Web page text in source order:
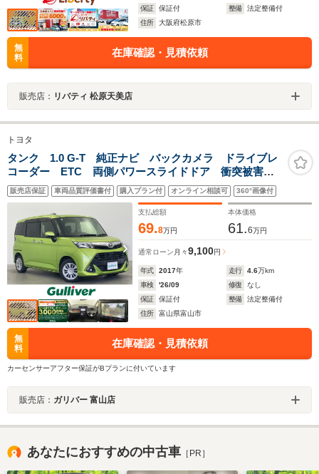
保証
保証付 整備
法定整備付
住所
大阪府松原市
無
料
在庫確認・見積依頼
販売店： リバティ 松原天美店
トヨタ
タンク 1.0 G-T 純正ナビ バックカメラ ドライブレ
コーダー ETC 両側パワースライドドア 衝突被害軽
減システム 横滑り防止装置 アイドリングストップ
オートハロゲンライト フォグライト ステアリングス
イッチ AAC
販売店保証 車両品質評価書付 購入プラン付 オンライン相談可 360°画像付
支払総額
69.8万円
本体価格
61.6万円
通常ローン 月々9,100円
年式 2017年 走行 4.6万km
車検
'26/09 修復
なし
保証
保証付 整備
法定整備付
住所
富山県富山市
無
料
在庫確認・見積依頼
カーセンサーアフター保証がBプランに付いています
販売店： ガリバー 富山店
あなたにおすすめの中古車 ［PR］